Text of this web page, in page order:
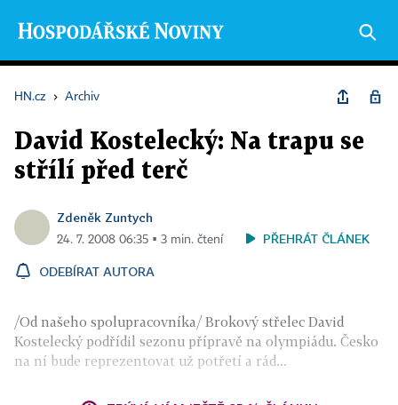
HN.cz › Archiv
David Kostelecký: Na trapu se
střílí před terč
Zdeněk Zuntych
24. 7. 2008 06:35 ▪ 3 min. čtení PŘEHRÁT ČLÁNEK
ODEBÍRAT AUTORA
/Od našeho spolupracovníka/ Brokový střelec David
Kostelecký podřídil sezonu přípravě na olympiádu. Česko
na ní bude reprezentovat už potřetí a rád...